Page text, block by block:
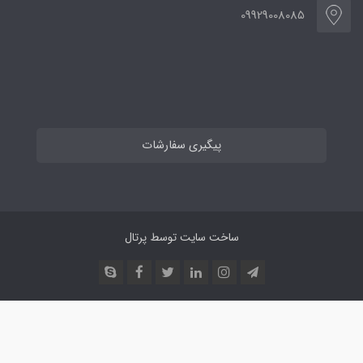
09929008085
پیگیری سفارشات
ساخت سایت توسطپرتال